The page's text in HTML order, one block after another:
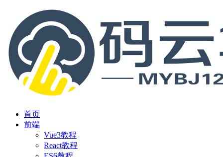
首页
前端
Vue3教程
React教程